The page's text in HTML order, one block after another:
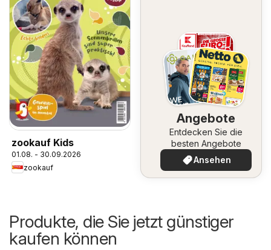
zookauf Kids
01.08. - 30.09.2026
zookauf
Angebote
Entdecken Sie die
besten Angebote
Ansehen
Produkte, die Sie jetzt günstiger
kaufen können